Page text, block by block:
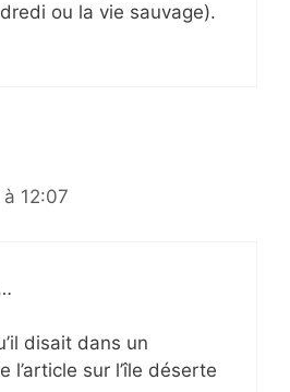
ou la vie sauvage).
12:07
disait dans un
l’article sur l’île déserte